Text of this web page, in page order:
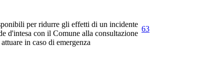
per ridurre gli effetti di un incidente
d'intesa con il Comune alla consultazione
in caso di emergenza
63